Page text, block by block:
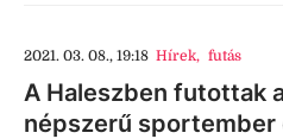
2021. 03. 08., 19:18 Hírek, futás
A Haleszben futottak
népszerű sportember